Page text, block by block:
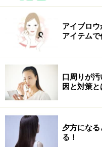
シワやたるみに
リーム
4.ポーラ リンクルショ
シワを改善する美容液は
2017年に発売され、瞬
ワを改善する美容液で
アイブロ
アイテム
口周りが
因と対策と
夕方にな
る！